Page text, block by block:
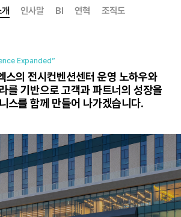
인사말 BI 연혁 조직도
Expanded”
스의 전시컨벤션센터 운영 노하우와
를 기반으로 고객과 파트너의 성장을
스를 함께 만들어 나가겠습니다.